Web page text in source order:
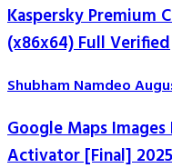
Kaspersky Premium
(x86x64) Full Verified
Shubham Namdeo
Google Maps
Activator [Final] 2025